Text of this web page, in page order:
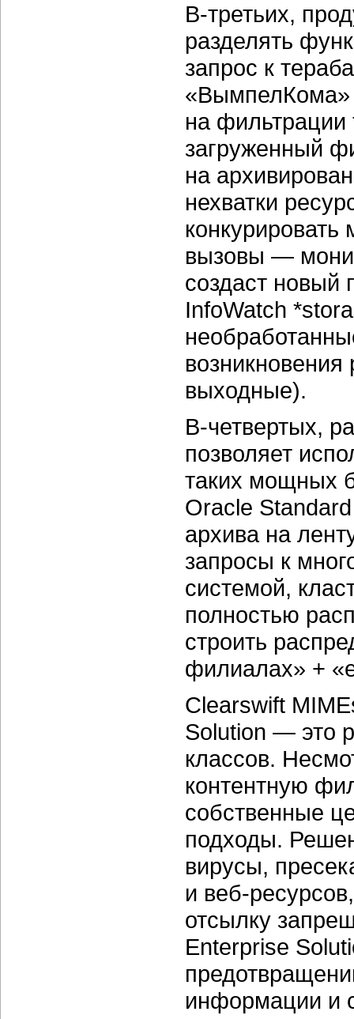
В-третьих,
разделять
запрос к
«ВымпелКома»
на фильтрации
загруженный
на
нехватки
вызовы —
создаст новый
InfoWatch
выходные).
В-четвертых,
позволяет
таких мощных
Oracle
архива на
запросы к
системой,
полностью
строить
филиалах» +
Clearswift
Solution — это
классов.
контентную
собственные
подходы.
вирусы,
и веб-
отсылку
Enterprise
информации и